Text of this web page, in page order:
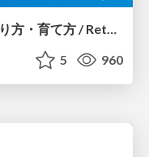
もう一度考える SRE チームの作り方・育て方 / Rethinking SRE #1: Building and Growing SRE Teams
5 960